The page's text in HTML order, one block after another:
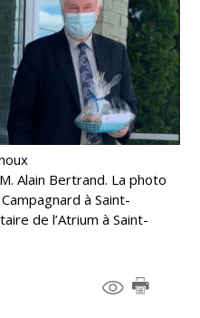
Alain Bertrand. La photo
à Saint-
de l’Atrium à Saint-